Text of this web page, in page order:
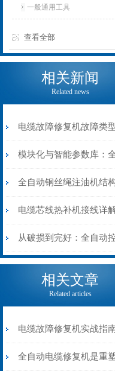
一般通用工具
查看全部
相关新闻
Related news
电缆故障修复机故障类
分指南：从“绝缘电
阻”到“波形特征”的精准
断逻辑
模块化与智能参数库：
动电缆修复机的快速换
辑
全自动钢丝绳注油机结
工作原理：揭秘高效润
机械密码
电缆芯线热补机接线详
从入门到精通
从破损到完好：全自动
电缆热补机的核心价值
相关文章
Related articles
电缆故障修复机实战指
从“盲测”到“精确定点”
全自动电缆修复机是重